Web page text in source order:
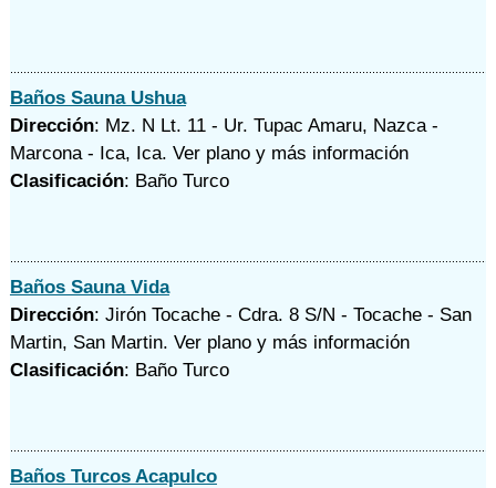
Baños Sauna Ushua
Dirección: Mz. N Lt. 11 - Ur. Tupac Amaru, Nazca -
Marcona - Ica, Ica. Ver plano y más información
Clasificación: Baño Turco
Baños Sauna Vida
Dirección: Jirón Tocache - Cdra. 8 S/N - Tocache - San
Martin, San Martin. Ver plano y más información
Clasificación: Baño Turco
Baños Turcos Acapulco